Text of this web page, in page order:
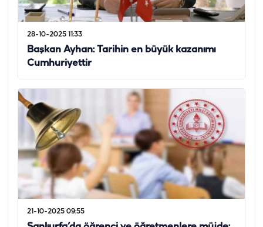
28-10-2025 11:33
Başkan Ayhan: Tarihin en büyük kazanımı
Cumhuriyettir
21-10-2025 09:55